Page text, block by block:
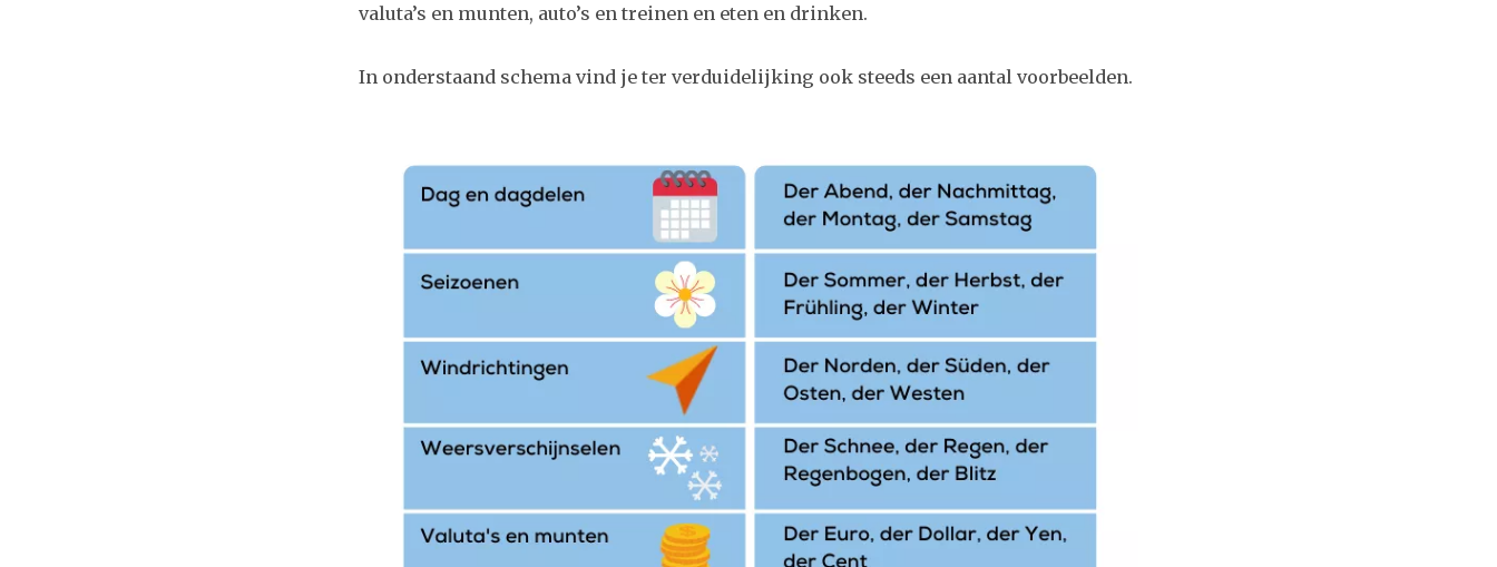
valuta’s en munten, auto’s en treinen en eten en drinken.
In onderstaand schema vind je ter verduidelijking ook steeds een aantal voorbeelden.